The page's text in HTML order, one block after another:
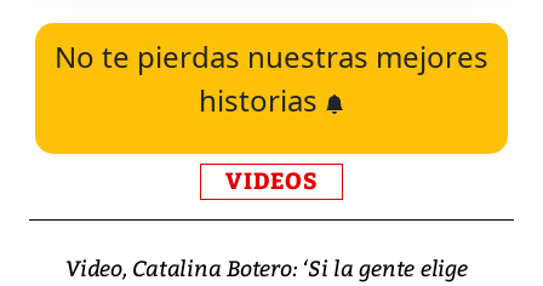
No te pierdas nuestras mejores
historias
VIDEOS
Video, Catalina Botero: ‘Si la gente elige